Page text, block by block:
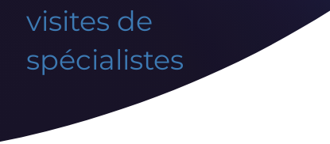
visites de
spécialistes